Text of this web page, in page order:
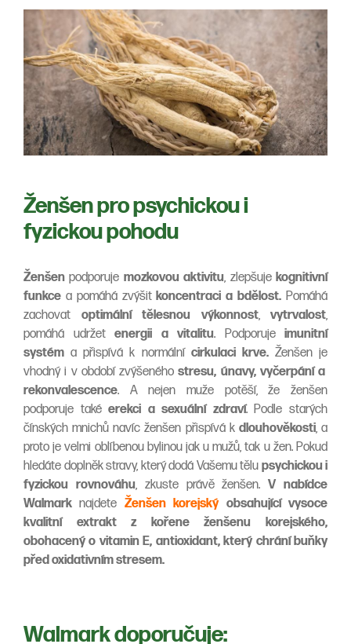
Ženšen pro psychickou i
fyzickou pohodu
Ženšen podporuje mozkovou aktivitu, zlepšujekognitivní
funkce a pomáhá zvýšitkoncentraci a bdělost. Pomáhá
zachovat optimální tělesnou výkonnost, vytrvalost,
pomáhá udržet energii a vitalitu. Podporuje imunitní
systém a přispívá k normální cirkulaci krve. Ženšen je
vhodný i v období zvýšenéhostresu, únavy, vyčerpání a
rekonvalescence. A nejen muže potěší, že ženšen
podporuje takéerekci a sexuální zdraví. Podle starých
čínských mnichů navíc ženšen přispívá k dlouhověkosti, a
proto je velmi oblíbenou bylinou jak u mužů, tak u žen. Pokud
hledáte doplněk stravy, který dodá Vašemu tělu psychickou i
fyzickou rovnováhu, zkuste právě ženšen.V nabídce
Walmark najdete Ženšen korejský obsahující vysoce
kvalitní extrakt z kořene ženšenu korejského,
obohacený o vitamin E, antioxidant, který chrání buňky
před oxidativním stresem.
Walmark doporučuje: